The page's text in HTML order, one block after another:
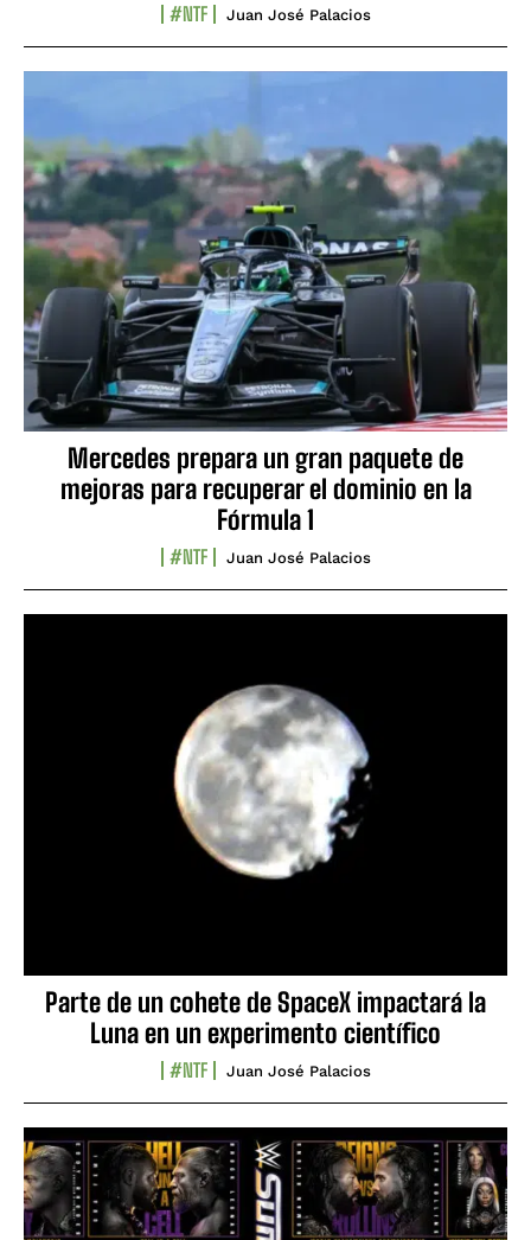
#NTF Juan José Palacios
Mercedes prepara un gran paquete de
mejoras para recuperar el dominio en la
Fórmula 1
#NTF Juan José Palacios
Parte de un cohete de SpaceX impactará la
Luna en un experimento científico
#NTF Juan José Palacios